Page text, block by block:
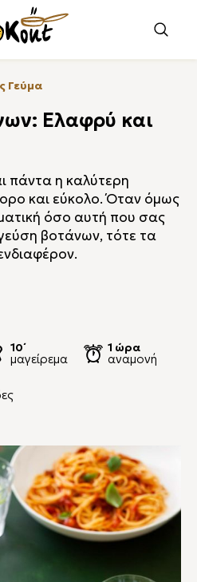
Γεύμα
Ελαφρύ και
πάντα η καλύτερη
και εύκολο. Όταν όμως
όσο αυτή που σας
βοτάνων, τότε τα
10΄
μαγείρεμα
1 ώρα
αναμονή